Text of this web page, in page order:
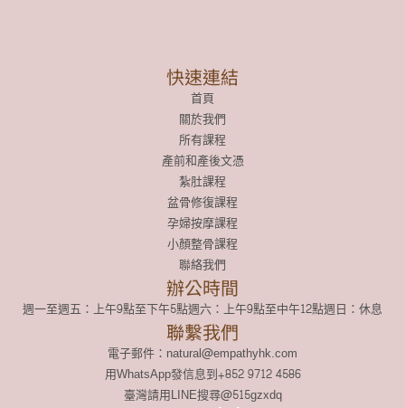
快速連結
首頁
關於我們
所有課程
產前和產後文憑
紮肚課程
盆骨修復課程
孕婦按摩課程
小顏整骨課程
聯絡我們
辦公時間
週一至週五：上午9點至下午5點週六：上午9點至中午12點週日：休息
聯繫我們
電子郵件：natural@empathyhk.com
用WhatsApp發信息到+852 9712 4586
臺灣請用LINE搜尋@515gzxdq